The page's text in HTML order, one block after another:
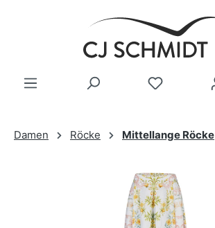
Zum Hauptinhalt springen
Damen Röcke Mittellange Röcke
Bildergalerie überspringen